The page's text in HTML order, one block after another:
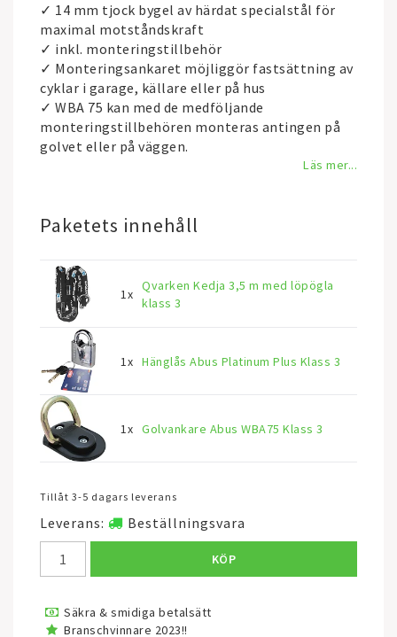
✓ 14 mm tjock bygel av härdat specialstål för
maximal motståndskraft
✓ inkl. monteringstillbehör
✓ Monteringsankaret möjliggör fastsättning av
cyklar i garage, källare eller på hus
✓ WBA 75 kan med de medföljande
monteringstillbehören monteras antingen på
golvet eller på väggen.
Läs mer...
Paketets innehåll
1x
Qvarken Kedja 3,5 m med löpögla
klass 3
1x Hänglås Abus Platinum Plus Klass 3
1x Golvankare Abus WBA75 Klass 3
Tillåt 3-5 dagars leverans
Leverans: Beställningsvara
KÖP
Säkra & smidiga betalsätt
Branschvinnare 2023!!